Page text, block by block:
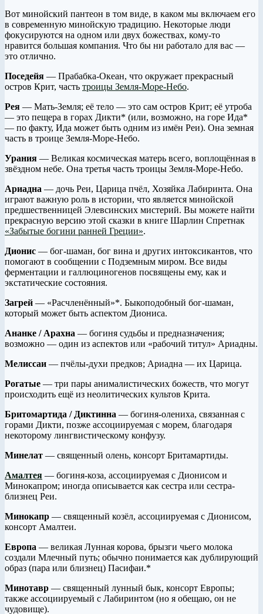
Вот минойский пантеон в том виде, в каком мы включаем его
в современную минойскую традицию. Некоторые люди
фокусируются на одном или двух божествах, кому-то
нравится большая компания. Что бы ни работало для вас —
это отлично.
Поседейя — Прабабка-Океан, что окружает прекрасный
остров Крит, часть троицы Земля-Море-Небо.
Рея — Мать-Земля; её тело — это сам остров Крит; её утроба
— это пещера в горах Дикти* (или, возможно, на горе Ида*
— по факту, Ида может быть одним из имён Реи). Она земная
часть в троице Земля-Море-Небо.
Урания — Великая космическая матерь всего, воплощённая в
звёздном небе. Она третья часть троицы Земля-Море-Небо.
Ариадна — дочь Реи, Царица пчёл, Хозяйка Лабиринта. Она
играют важную роль в истории, что является минойской
предшественницей Элевсинских мистерий. Вы можете найти
прекрасную версию этой сказки в книге Шарлин Спретнак
«Забытые богини ранней Греции».
Дионис — бог-шаман, бог вина и других интоксикантов, что
помогают в сообщении с Подземным миром. Все виды
ферментации и галлюциногенов посвящены ему, как и
экстатические состояния.
Загрей — «Расчленённый»*. Быкоподобный бог-шаман,
который может быть аспектом Диониса.
Ананке / Арахна — богиня судьбы и предназначения;
возможно — один из аспектов или «рабочий титул» Ариадны.
Мелиссаи — пчёлы-духи предков; Ариадна — их Царица.
Рогатые — три пары анималистических божеств, что могут
происходить ещё из неолитических культов Крита.
Бритомартида / Диктинна — богиня-олениха, связанная с
горами Дикти, позже ассоциируемая с морем, благодаря
некоторому лингвистическому конфузу.
Минелат — священный олень, консорт Бритамартиды.
Амалтея — богиня-коза, ассоциируемая с Дионисом и
Минокапром; иногда описывается как сестра или сестра-
близнец Реи.
Минокапр — священный козёл, ассоциируемая с Дионисом,
консорт Амалтеи.
Европа — великая Лунная корова, брызги чьего молока
создали Млечный путь; обычно понимается как дублирующий
образ (пара или близнец) Пасифаи.*
Минотавр — священный лунный бык, консорт Европы;
также ассоциируемый с Лабиринтом (но я обещаю, он не
чудовище).